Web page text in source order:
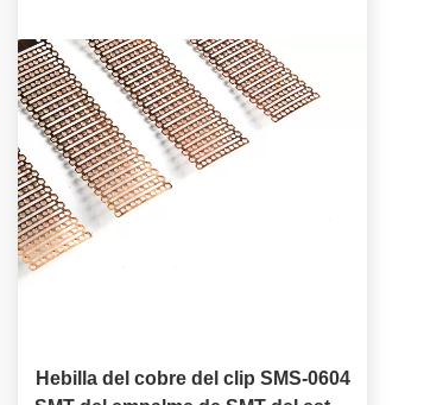
Hebilla del cobre del clip SMS-0604